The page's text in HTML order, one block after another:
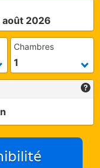
août 2026
Chambres